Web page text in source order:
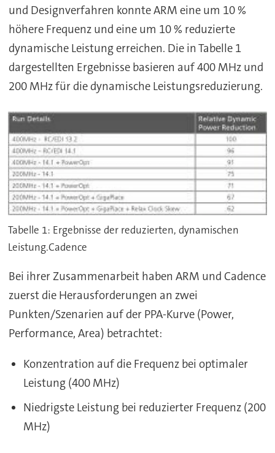
und Designverfahren konnte ARM eine um 10 %
höhere Frequenz und eine um 10 % reduzierte
dynamische Leistung erreichen. Die in Tabelle 1
dargestellten Ergebnisse basieren auf 400 MHz und
200 MHz für die dynamische Leistungsreduzierung.
Tabelle 1: Ergebnisse der reduzierten, dynamischen
Leistung.Cadence
Bei ihrer Zusammenarbeit haben ARM und Cadence
zuerst die Herausforderungen an zwei
Punkten/Szenarien auf der PPA-Kurve (Power,
Performance, Area) betrachtet:
Konzentration auf die Frequenz bei optimaler
Leistung (400 MHz)
Niedrigste Leistung bei reduzierter Frequenz (200
MHz)